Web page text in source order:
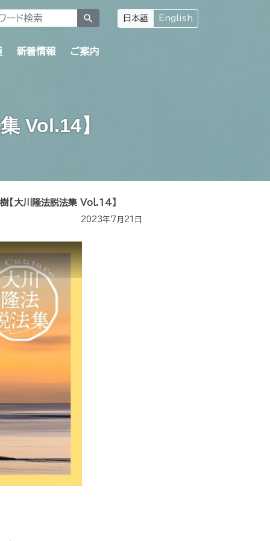
search 日本語 English
新着情報 ご案内
Vol.14】
【大川隆法説法集 Vol.14】
2023年7月21日